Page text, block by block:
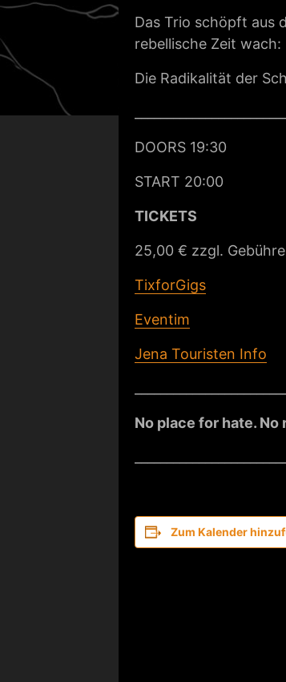
Das Trio schöpft aus
rebellische Zeit wach:
Die Radikalität der
DOORS 19:30
START 20:00
TICKETS
25,00 € zzgl.
TixforGigs
Eventim
Jena Touristen Info
No place for hate.
Zum Kalender